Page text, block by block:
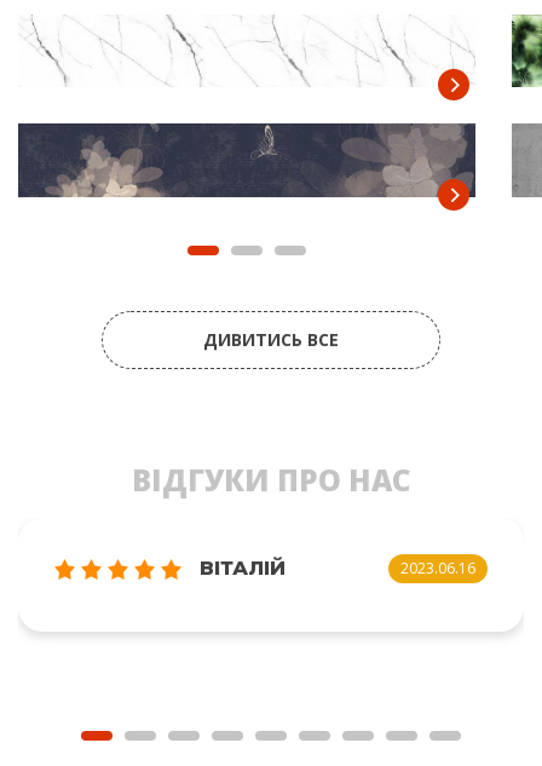
ДИВИТИСЬ ВСЕ
ВІДГУКИ ПРО НАС
ВІТАЛІЙ 2023.06.16